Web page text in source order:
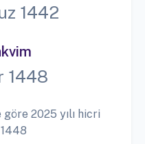
1442
1448
2025 yılı hicri